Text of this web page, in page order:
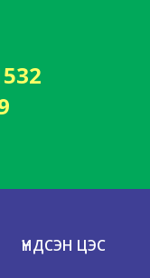
ҮНДСЭН ЦЭС